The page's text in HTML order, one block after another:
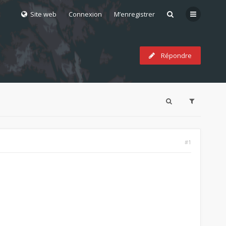
Site web Connexion M’enregistrer
Répondre
#1